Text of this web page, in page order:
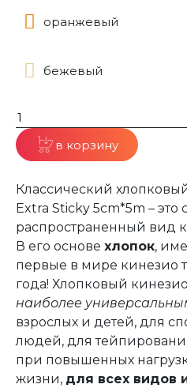
оранжевый
бежевый
в корзину
Классический
Extra Sticky 5cm*5m – это
распространенный вид
В его основе хлопок,
первые в мире кинезио
года! Хлопковый
наиболее
взрослых и детей, для
людей, для
при повышенных
жизни, для всех видов